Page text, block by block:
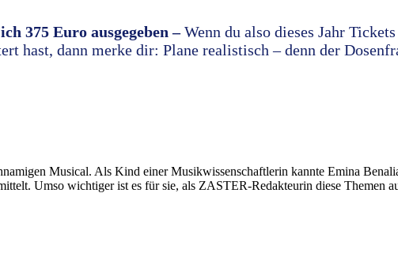
375 Euro ausgegeben –Wenn du also dieses Jahr
hast, dann merke dir: Plane realistisch – denn der
Musical. Als Kind einer Musikwissenschaftlerin kannte Emina
Umso wichtiger ist es für sie, als ZASTER-Redakteurin diese Themen